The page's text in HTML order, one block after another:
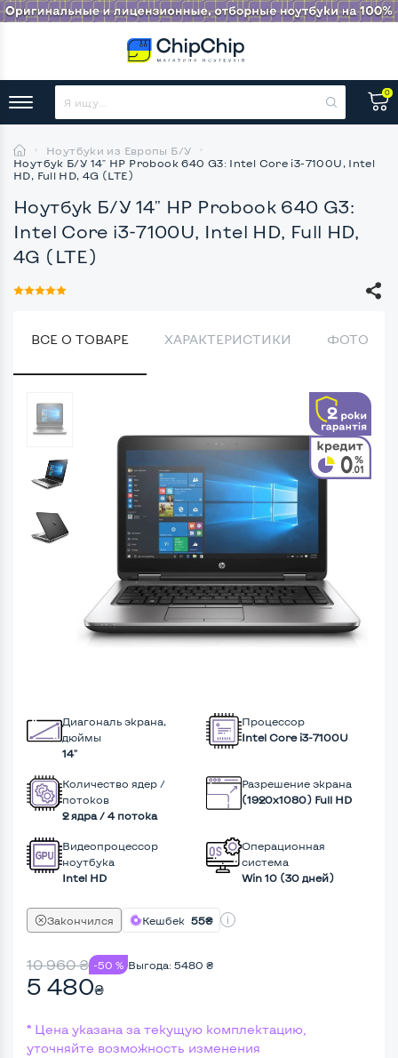
0
Ноутбуки из Европы Б/У
Ноутбук Б/У 14" HP Probook 640 G3: Intel Core i3-7100U, Intel
HD, Full HD, 4G (LTE)
Ноутбук Б/У 14" HP Probook 640 G3:
Intel Core i3-7100U, Intel HD, Full HD,
4G (LTE)
ВСЕ О ТОВАРЕ ХАРАКТЕРИСТИКИ ФОТО
Диагональ экрана,
дюймы
14"
Процессор
Intel Core i3-7100U
Количество ядер /
потоков
2 ядра / 4 потока
Разрешение экрана
(1920х1080) Full HD
Видеопроцессор
ноутбука
Intel HD
Операционная
система
Win 10 (30 дней)
Закончился Кешбек 55₴
10 960₴ -50 % Выгода: 5480 ₴
5 480₴
* Цена указана за текущую комплектацию,
уточняйте возможность изменения